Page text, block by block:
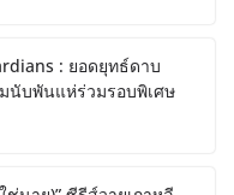
: ยอดยุทธ์ดาบ
นับพันแห่ร่วมรอบพิเศษ